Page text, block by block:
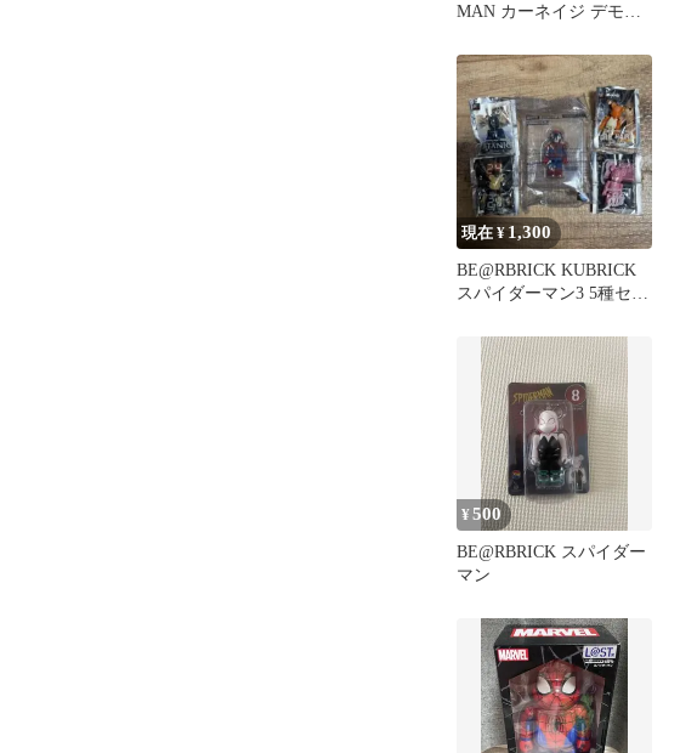
MAN カーネイジ デモゴ
現在 ¥ 1,300
BE@RBRICK KUBRICK
スパイダーマン3 5種セッ
¥500
BE@RBRICK スパイダー
マン